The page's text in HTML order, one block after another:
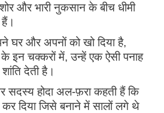
और भारी नुकसान के बीच धीमी
घर और अपनों को खो दिया है,
इन चक्करों में, उन्हें एक ऐसी पनाह
देती है।
होदा अल-फ़रा कहती हैं कि
दिया जिसे बनाने में सालों लगे थे